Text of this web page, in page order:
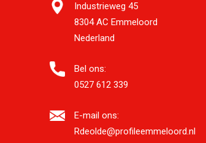
Industrieweg 45
8304 AC Emmeloord
Nederland
Bel ons:
0527 612 339
E-mail ons:
Rdeolde@profileemmeloord.nl